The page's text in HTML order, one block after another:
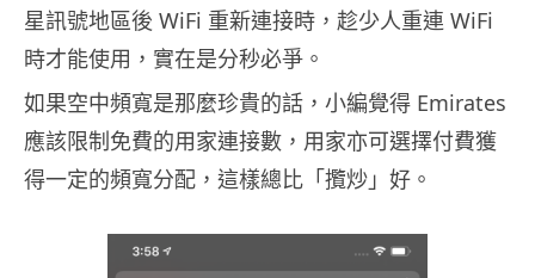
星訊號地區後 WiFi 重新連接時，趁少人重連 WiFi
時才能使用，實在是分秒必爭。
如果空中頻寬是那麼珍貴的話，小編覺得 Emirates
應該限制免費的用家連接數，用家亦可選擇付費獲
得一定的頻寬分配，這樣總比「攬炒」好。